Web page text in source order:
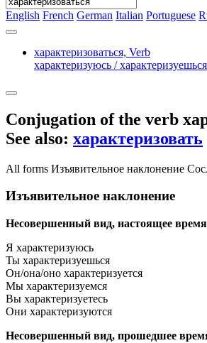
English French German Italian Portuguese
характеризоваться, Verb
характеризуюсь /
Conjugation of the verb
See also: характеризовать
All forms Изъявительное наклонение
Изъявительное наклонение
Несовершенный вид, настоящее время
Я характеризуюсь
Ты характеризуешься
Он/она/оно характеризуется
Мы характеризуемся
Вы характеризуетесь
Они характеризуются
Несовершенный вид, прошедшее